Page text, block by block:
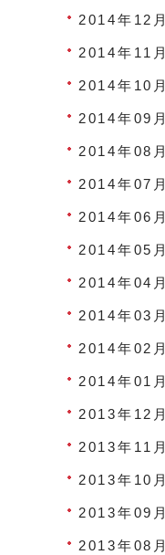
2014年12月
2014年11月
2014年10月
2014年09月
2014年08月
2014年07月
2014年06月
2014年05月
2014年04月
2014年03月
2014年02月
2014年01月
2013年12月
2013年11月
2013年10月
2013年09月
2013年08月